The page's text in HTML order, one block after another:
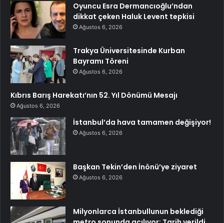
Oyuncu Esra Dermancıoğlu’ndan
dikkat çeken Haluk Levent tepkisi
Ağustos 6, 2026
Trakya Üniversitesinde Kurban
Bayramı Töreni
Ağustos 6, 2026
Kıbrıs Barış Harekatı’nın 52. Yıl Dönümü Mesajı
Ağustos 6, 2026
İstanbul’da hava tamamen değişiyor!
Ağustos 6, 2026
Başkan Tekin’den İnönü’ye ziyaret
Ağustos 6, 2026
Milyonlarca İstanbullunun beklediği